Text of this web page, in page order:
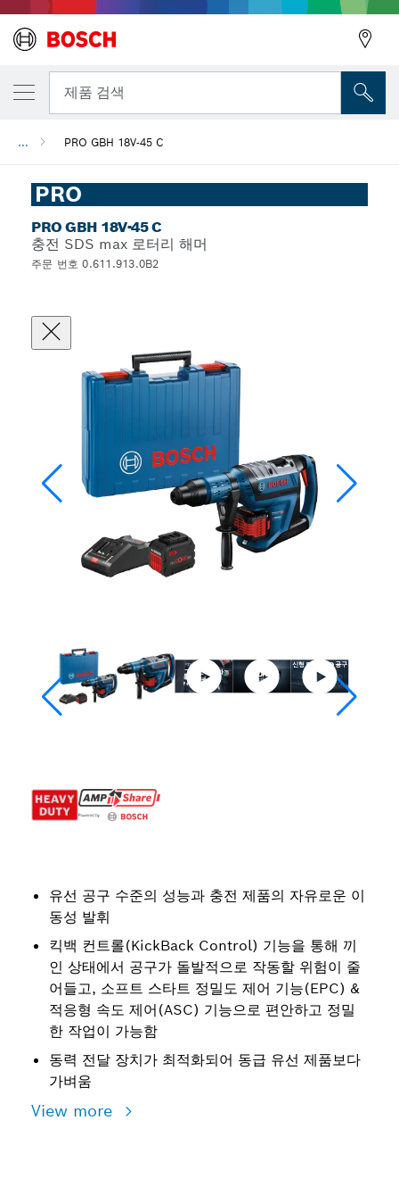
제품 검색
... PRO GBH 18V-45 C
PRO
PRO GBH 18V-45 C
충전 SDS max 로터리 해머
주문 번호 0.611.913.0B2
유선 공구 수준의 성능과 충전 제품의 자유로운 이
동성 발휘
킥백 컨트롤(KickBack Control) 기능을 통해 끼
인 상태에서 공구가 돌발적으로 작동할 위험이 줄
어들고, 소프트 스타트 정밀도 제어 기능(EPC) &
적응형 속도 제어(ASC) 기능으로 편안하고 정밀
한 작업이 가능함
동력 전달 장치가 최적화되어 동급 유선 제품보다
가벼움
View more